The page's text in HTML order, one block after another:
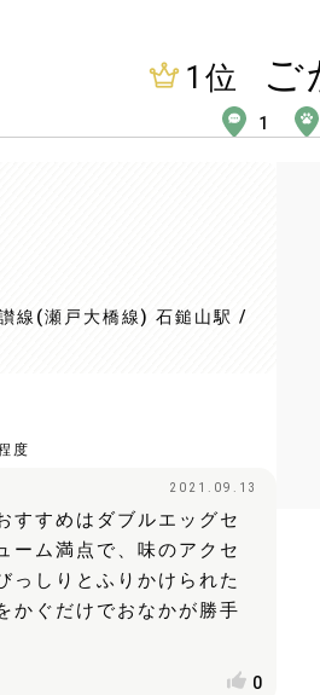
1 位 ご
1
線(瀬戸大橋線) 石鎚山駅 /
度
2021.09.13
すすめはダブルエッグセ
ーム満点で、味のアクセ
っしりとふりかけられた
かぐだけでおなかが勝手
0